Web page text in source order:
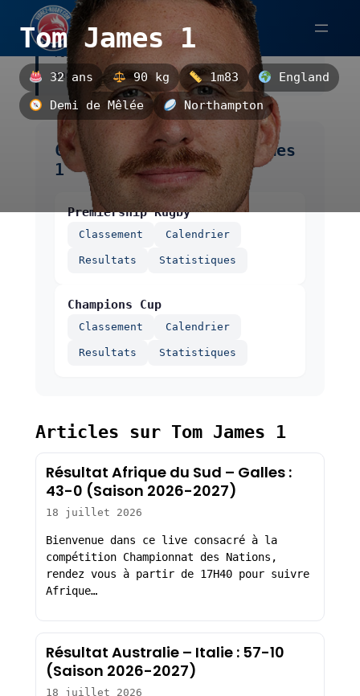
Aller
contenu
Tom James 1
32 ans 90 kg 1m83
England
Demi de Mêlée
Northampton
Tom James 1 est un demi de mêlée
anglais, évoluant au Northampton.
Compétitions de Tom James
1
Premiership Rugby
Classement Calendrier
Resultats Statistiques
Champions Cup
Classement Calendrier
Resultats Statistiques
Articles sur Tom James 1
Résultat Afrique du Sud – Galles :
43-0 (Saison 2026-2027)
18 juillet 2026
Bienvenue dans ce live consacré à la
compétition Championnat des Nations,
rendez vous à partir de 17H40 pour suivre
Afrique…
Résultat Australie – Italie : 57-10
(Saison 2026-2027)
18 juillet 2026